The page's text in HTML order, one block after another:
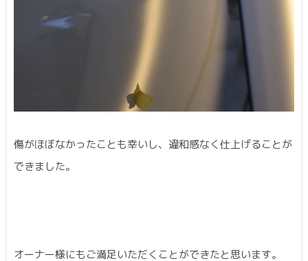
傷がほぼなかったことも幸いし、違和感なく仕上げることが
できました。
オーナー様にもご満足いただくことができたと思います。